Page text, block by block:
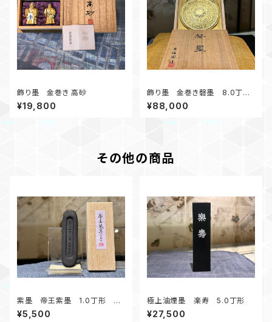
飾り墨 金巻き 高砂
¥19,800
飾り墨 金巻き磬墨 8.0丁
型 極上油煙墨（薄青系）
¥88,000
その他の商品
紫墨 帝王紫墨 1.0丁形 淡
い紫色がお楽しみいただけます
¥5,500
極上油煙墨 楽寿 5.0丁形
¥27,500